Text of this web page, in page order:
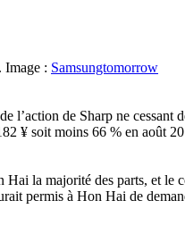
Image : Samsungtomorrow
l’action de Sharp ne cessant
¥ soit moins 66 % en août
la majorité des parts, et le
permis à Hon Hai de